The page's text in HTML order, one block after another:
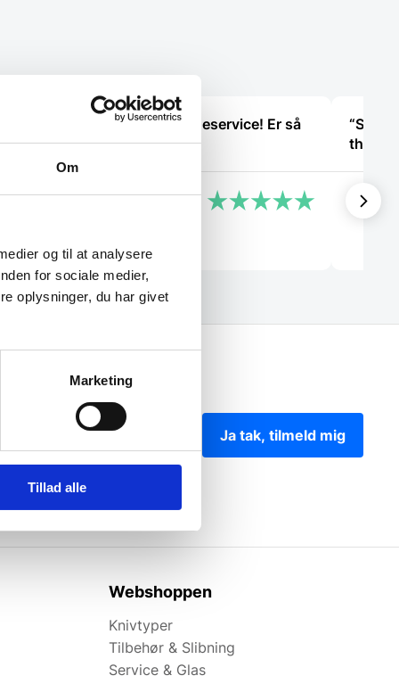
Om
og til at analysere
for sociale medier,
oplysninger, du har givet
Marketing
Tillad alle
“Virkelig god kundeservice! Er så
tilfreds “
Cristine
“She
Ja tak, tilmeld mig
Webshoppen
Knivtyper
Tilbehør & Slibning
Service & Glas